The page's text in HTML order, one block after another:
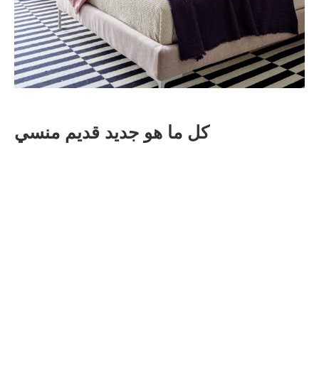
كل ما هو جديد قديم منسي